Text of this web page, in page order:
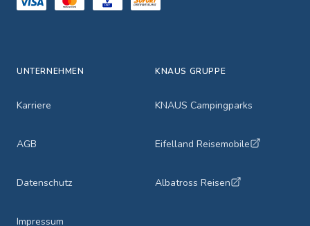
UNTERNEHMEN
Karriere
AGB
Datenschutz
Impressum
KNAUS GRUPPE
KNAUS Campingparks
Eifelland Reisemobile
Albatross Reisen